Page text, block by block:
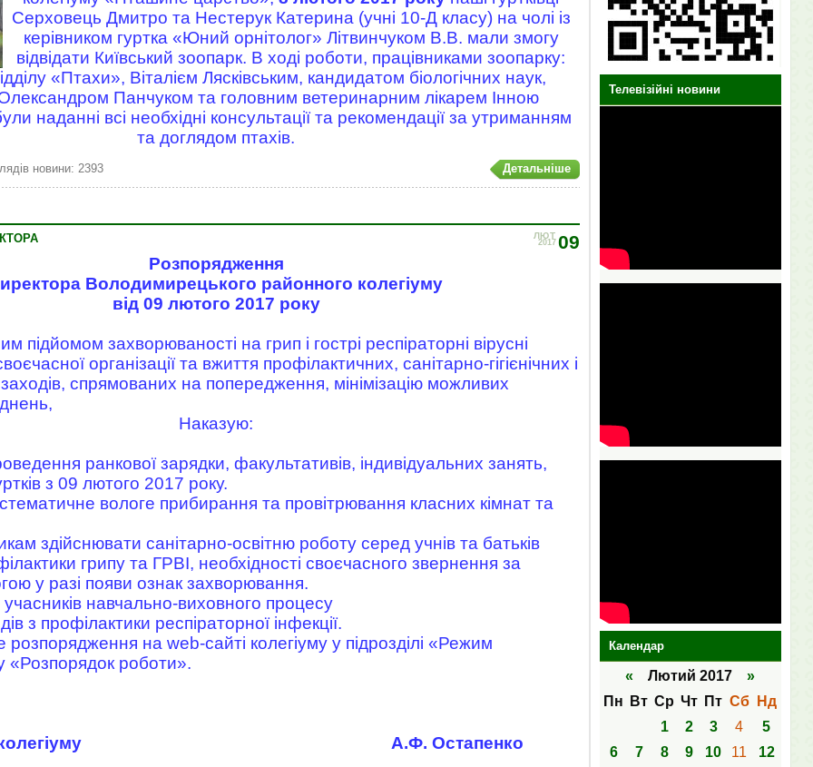
Серховець Дмитро та Нестерук Катерина (учні 10-Д класу) на чолі із
керівником гуртка «Юний орнітолог» Літвинчуком В.В. мали змогу
відвідати Київський зоопарк. В ході роботи, працівниками зоопарку:
«Птахи», Віталієм Лясківським, кандидатом біологічних наук,
Панчуком та головним ветеринарним лікарем Інною
наданні всі необхідні консультації та рекомендації за утриманням
та доглядом птахів.
Детальніше
новини: 2393
09
ЛЮТ
2017
Розпорядження
Володимирецького районного колегіуму
від 09 лютого 2017 року
підйомом захворюваності на грип і гострі респіраторні вірусні
організації та вжиття профілактичних, санітарно-гігієнічних і
спрямованих на попередження, мінімізацію можливих
Наказую:
ранкової зарядки, факультативів, індивідуальних занять,
з 09 лютого 2017 року.
вологе прибирання та провітрювання класних кімнат та
здійснювати санітарно-освітню роботу серед учнів та батьків
грипу та ГРВІ, необхідності своєчасного звернення за
у разі появи ознак захворювання.
навчально-виховного процесу
з профілактики респіраторної інфекції.
розпорядження на web-сайті колегіуму у підрозділі «Режим
«Розпорядок роботи».
А.Ф. Остапенко
Телевізійні новини
Календар
« Лютий 2017 »
Пн
Вт Ср Чт Пт Сб
Нд
1
2 3 4
5
6
7 8 9 10 11
12